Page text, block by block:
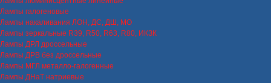
Лампы галогеновые
Лампы накаливания ЛОН, ДС, ДШ, МО
Лампы зеркальные R39, R50, R63, R80, ИКЗК
Лампы ДРЛ дроссельные
Лампы ДРВ без дроссельные
Лампы МГЛ металло-галогенные
Лампы ДНаТ натриевые